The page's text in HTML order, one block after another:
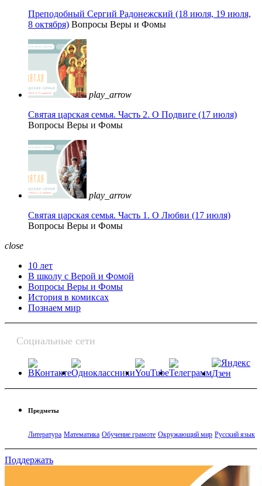
Преподобный Сергий Радонежский (18 июля, 19 июля,
8 октября) Вопросы Веры и Фомы
play_arrow
Святая царская семья. Часть 2. О Подвиге (17 июля)
Вопросы Веры и Фомы
play_arrow
Святая царская семья. Часть 1. О Любви (17 июля)
Вопросы Веры и Фомы
close
10 лет
В школу с Верой и Фомой
Вопросы Веры и Фомы
История в комиксах
Познаем мир
Социальные сети
Предметы
Литература Математика Обучение грамоте Окружающий мир Русский язык
Поддержать